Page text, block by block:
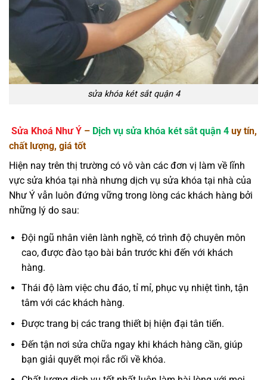
sửa khóa két sắt quận 4
Sửa Khoá Như Ý – Dịch vụ sửa khóa két sắt quận 4 uy tín,
chất lượng, giá tốt
Hiện nay trên thị trường có vô vàn các đơn vị làm về lĩnh
vực sửa khóa tại nhà nhưng dịch vụ sửa khóa tại nhà của
Như Ý vẫn luôn đứng vững trong lòng các khách hàng bởi
những lý do sau:
Đội ngũ nhân viên lành nghề, có trình độ chuyên môn
cao, được đào tạo bài bản trước khi đến với khách
hàng.
Thái độ làm việc chu đáo, tỉ mỉ, phục vụ nhiệt tình, tận
tâm với các khách hàng.
Được trang bị các trang thiết bị hiện đại tân tiến.
Đến tận nơi sửa chữa ngay khi khách hàng cần, giúp
bạn giải quyết mọi rắc rối về khóa.